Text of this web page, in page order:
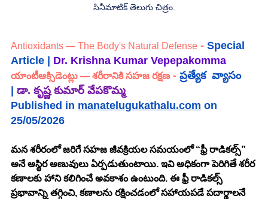
సినీమాటిక్ తెలుగు చిత్రం.
Antioxidants — The Body's Natural Defense - Special
Article | Dr. Krishna Kumar Vepepakomma
యాంటీఆక్సిడెంట్లు — శరీరానికి సహజ రక్షణ - ప్రత్యేక  వ్యాసం
డా. కృష్ణ కుమార్ వేపకొమ్మ
Published in manatelugukathalu.com on
25/05/2026
మన శరీరంలో జరిగే సహజ జీవక్రియల సమయంలో “ఫ్రీ రాడికల్స్”
అనే అస్థిర అణువులు ఏర్పడుతుంటాయి. ఇవి అధికంగా పెరిగితే శరీర
కణాలకు హాని కలిగించే అవకాశం ఉంటుంది. ఈ ఫ్రీ రాడికల్స్
ప్రభావాన్ని తగ్గించి, కణాలను రక్షించడంలో సహాయపడే పదార్థాలనే